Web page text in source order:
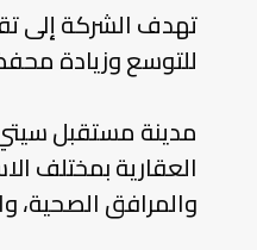
تهدف الشركة إلى
للتوسع وزيادة
مدينة مستقبل
العقارية بمختلف
والمرافق الصحية،